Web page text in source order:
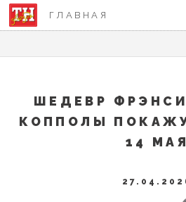
ГЛАВНАЯ
ШЕДЕВР
КОППОЛЫ
14 МАЯ